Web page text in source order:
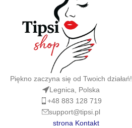
Piękno zaczyna się od Twoich działań!
Legnica, Polska
+48 883 128 719
support@tipsi.pl
strona Kontakt